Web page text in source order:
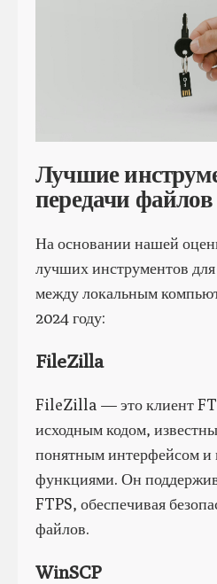
Лучшие
передачи файлов
На основании нашей
лучших инструментов
между локальным
2024 году:
FileZilla
FileZilla — это клиент
исходным кодом,
понятным интерфейсом
функциями. Он
FTPS, обеспечивая
файлов.
WinSCP